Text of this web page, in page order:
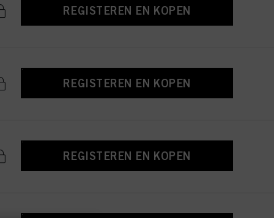
REGISTEREN EN KOPEN
REGISTEREN EN KOPEN
REGISTEREN EN KOPEN